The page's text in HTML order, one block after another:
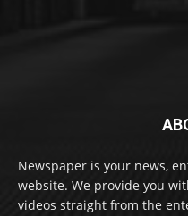
Newspaper is your news,
website. We provide you
videos straight from the